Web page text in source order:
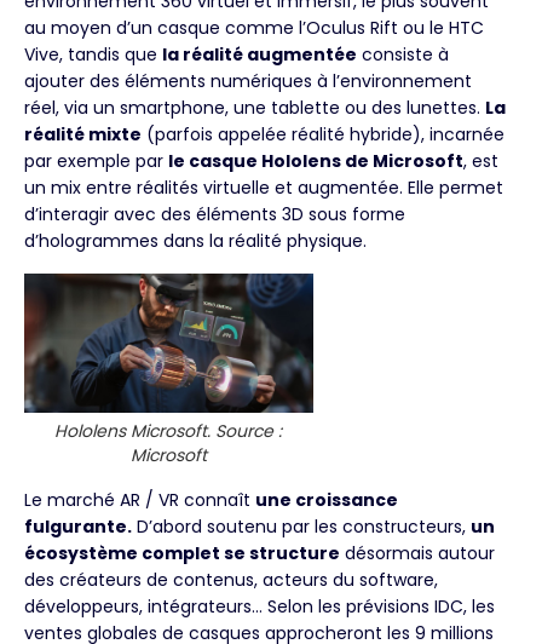
au moyen d’un casque comme l’Oculus Rift ou le HTC
Vive, tandis que la réalité augmentée consiste à
ajouter des éléments numériques à l’environnement
réel, via un smartphone, une tablette ou des lunettes. La
réalité mixte (parfois appelée réalité hybride), incarnée
par exemple par le casque Hololens de Microsoft, est
un mix entre réalités virtuelle et augmentée. Elle permet
d’interagir avec des éléments 3D sous forme
d’hologrammes dans la réalité physique.
Hololens Microsoft. Source :
Microsoft
Le marché AR / VR connaît une croissance
fulgurante. D’abord soutenu par les constructeurs, un
écosystème complet se structure désormais autour
des créateurs de contenus, acteurs du software,
développeurs, intégrateurs… Selon les prévisions IDC, les
ventes globales de casques approcheront les 9 millions